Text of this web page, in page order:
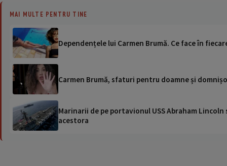
MAI MULTE PENTRU TINE
Dependențele lui Carmen Brumă. Ce face în
Carmen Brumă, sfaturi pentru doamne și
Marinarii de pe portavionul USS Abraham
acestora